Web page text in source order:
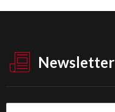
Newsletter